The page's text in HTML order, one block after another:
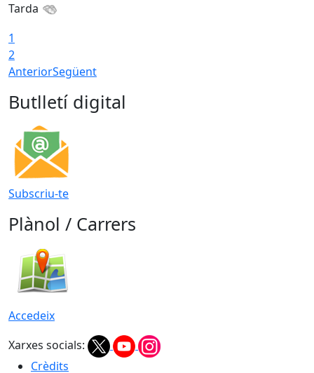
Tarda
1
2
AnteriorSegüent
Butlletí digital
Subscriu-te
Plànol / Carrers
Accedeix
Xarxes socials:
Crèdits